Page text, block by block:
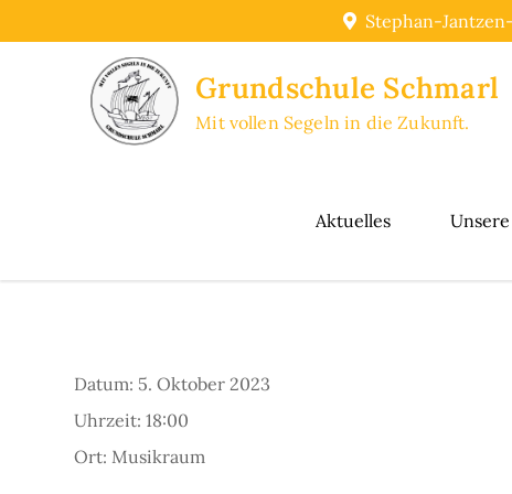
to
Stephan-
Grundschule Schmarl
Mit vollen Segeln in die Zukunft.
Aktuelles
Datum: 5. Oktober 2023
Uhrzeit:18:00
Ort:Musikraum